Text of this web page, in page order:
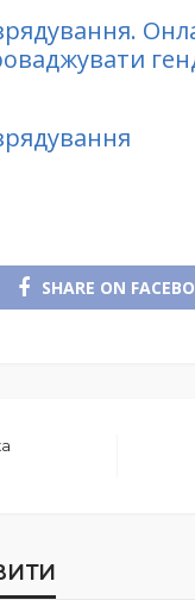
SHARE ON